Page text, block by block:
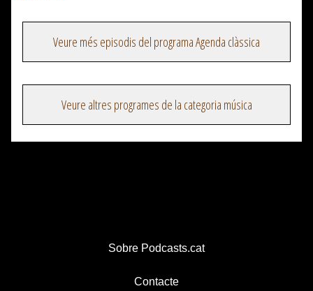
Veure més episodis del programa Agenda clàssica
Veure altres programes de la categoria música
Sobre Podcasts.cat
Contacte